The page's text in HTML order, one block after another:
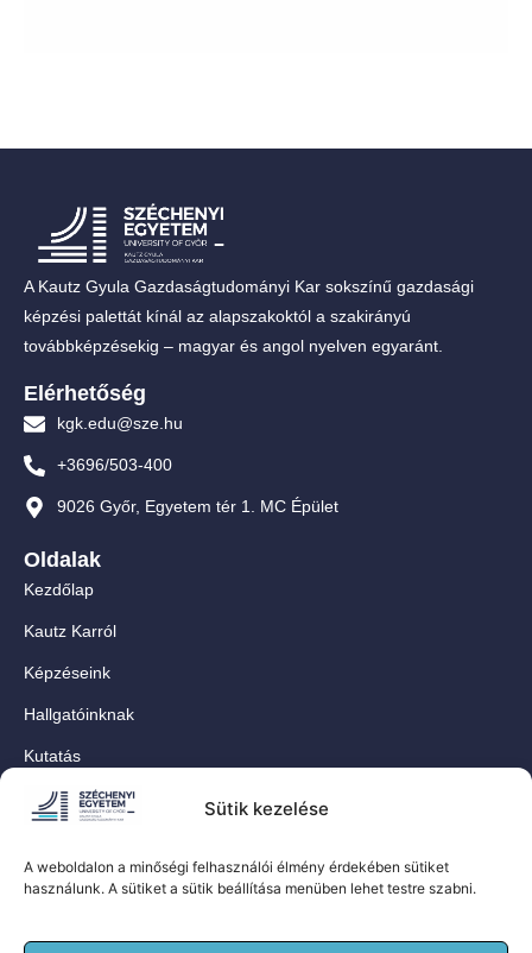
Sütik kezelése
A weboldalon a minőségi felhasználói élmény érdekében sütiket
használunk. A sütiket a sütik beállítása menüben lehet testre szabni.
A Kautz Gyula Gazdaságtudományi Kar sokszínű gazdasági
képzési palettát kínál az alapszakoktól a szakirányú
továbbképzésekig – magyar és angol nyelven egyaránt.
Elérhetőség
kgk.edu@sze.hu
+3696/503-400
9026 Győr, Egyetem tér 1. MC Épület
Oldalak
Kezdőlap
Kautz Karról
Képzéseink
Hallgatóinknak
Kutatás
Munkatársainknak
For Our International Students